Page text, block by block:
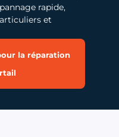
rapide,
et
la réparation